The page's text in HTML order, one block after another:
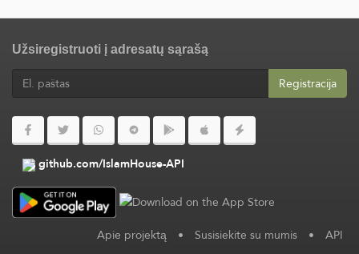
Užsiregistruoti į adresatų sąrašą
Registracija
github.com/IslamHouse-API
Apie projektą • Susisiekite su mumis • API